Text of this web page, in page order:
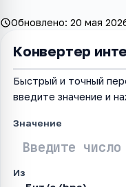
Обновлено: 20 мая
Конвертер
Быстрый и точный
введите значение и
Значение
Из